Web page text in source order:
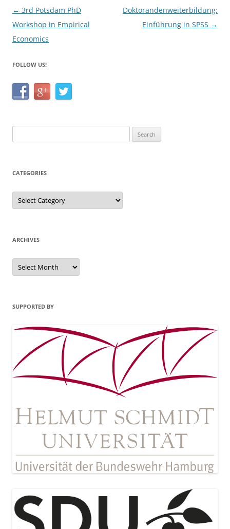
k
Post
navigation
← 3rd Potsdam PhD
Workshop in Empirical
Economics
Doktorandenweiterbildung:
Einführung in SPSS →
FOLLOW US!
for:
CATEGORIES
Categories
ARCHIVES
Archives
SUPPORTED BY